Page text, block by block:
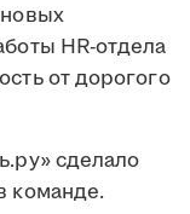
HR-отдела
от дорогого
сделало
команде.